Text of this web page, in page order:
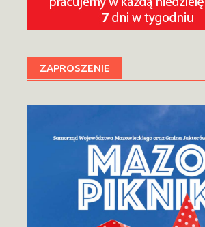
ZAPROSZENIE